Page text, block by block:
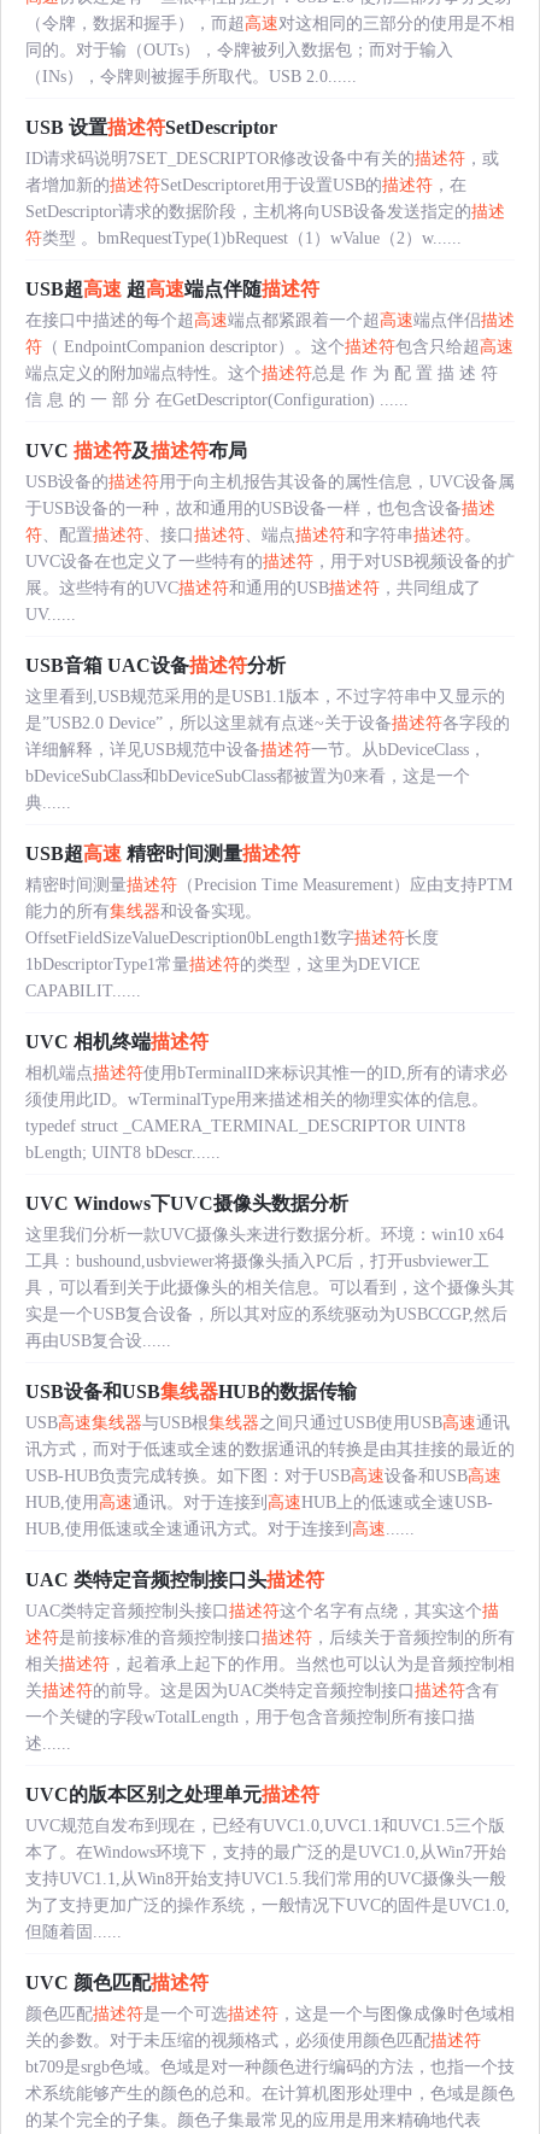
（令牌，数据和握手），而超高速对这相同的三部分的使用是不相
同的。对于输（OUTs），令牌被列入数据包；而对于输入
（INs），令牌则被握手所取代。USB 2.0......
USB 设置描述符SetDescriptor
ID请求码说明7SET_DESCRIPTOR修改设备中有关的描述符 ，或
者增加新的描述符SetDescriptoret用于设置USB的描述符 ，在
SetDescriptor请求的数据阶段，主机将向USB设备发送指定的描述
符类型 。bmRequestType(1)bRequest（1）wValue（2）w......
USB超高速 超高速端点伴随描述符
在接口中描述的每个超高速端点都紧跟着一个超高速端点伴侣描述
符 （ EndpointCompanion descriptor）。这个描述符包含只给超高速
端点定义的附加端点特性。这个描述符总是 作 为 配 置 描 述 符
信 息 的 一 部 分 在GetDescriptor(Configuration) ......
UVC 描述符及描述符布局
USB设备的描述符用于向主机报告其设备的属性信息，UVC设备属
于USB设备的一种，故和通用的USB设备一样，也包含设备描述
符 、配置描述符 、接口描述符 、端点描述符和字符串描述符。
UVC设备在也定义了一些特有的描述符 ，用于对USB视频设备的扩
展。这些特有的UVC描述符和通用的USB描述符 ，共同组成了
UV......
USB音箱 UAC设备描述符分析
这里看到,USB规范采用的是USB1.1版本，不过字符串中又显示的
是”USB2.0 Device”，所以这里就有点迷~关于设备描述符各字段的
详细解释，详见USB规范中设备描述符一节。从bDeviceClass，
bDeviceSubClass和bDeviceSubClass都被置为0来看，这是一个
典......
USB超高速 精密时间测量描述符
精密时间测量描述符 （Precision Time Measurement）应由支持PTM
能力的所有集线器和设备实现。
OffsetFieldSizeValueDescription0bLength1数字描述符长度
1bDescriptorType1常量描述符的类型，这里为DEVICE
CAPABILIT......
UVC 相机终端描述符
相机端点描述符使用bTerminalID来标识其惟一的ID,所有的请求必
须使用此ID。wTerminalType用来描述相关的物理实体的信息。
typedef struct _CAMERA_TERMINAL_DESCRIPTOR UINT8
bLength; UINT8 bDescr......
UVC Windows下UVC摄像头数据分析
这里我们分析一款UVC摄像头来进行数据分析。环境：win10 x64
工具：bushound,usbviewer将摄像头插入PC后，打开usbviewer工
具，可以看到关于此摄像头的相关信息。可以看到，这个摄像头其
实是一个USB复合设备，所以其对应的系统驱动为USBCCGP,然后
再由USB复合设......
USB设备和USB集线器HUB的数据传输
USB高速集线器与USB根集线器之间只通过USB使用USB高速通讯
讯方式，而对于低速或全速的数据通讯的转换是由其挂接的最近的
USB-HUB负责完成转换。如下图：对于USB高速设备和USB高速
HUB,使用高速通讯。对于连接到 高速HUB上的低速或全速USB-
HUB,使用低速或全速通讯方式。对于连接到 高速
UAC 类特定音频控制接口头描述符
UAC类特定音频控制头接口描述符这个名字有点绕，其实这个描
述符是前接标准的音频控制接口描述符 ，后续关于音频控制的所有
相关描述符 ，起着承上起下的作用。当然也可以认为是音频控制相
关描述符的前导。这是因为UAC类特定音频控制接口描述符含有
一个关键的字段wTotalLength，用于包含音频控制所有接口描
述......
UVC的版本区别之处理单元描述符
UVC规范自发布到现在，已经有UVC1.0,UVC1.1和UVC1.5三个版
本了。在Windows环境下，支持的最广泛的是UVC1.0,从Win7开始
支持UVC1.1,从Win8开始支持UVC1.5.我们常用的UVC摄像头一般
为了支持更加广泛的操作系统，一般情况下UVC的固件是UVC1.0,
但随着固......
UVC 颜色匹配描述符
颜色匹配描述符是一个可选描述符 ，这是一个与图像成像时色域相
关的参数。对于未压缩的视频格式，必须使用颜色匹配描述符
bt709是srgb色域。色域是对一种颜色进行编码的方法，也指一个技
术系统能够产生的颜色的总和。在计算机图形处理中，色域是颜色
的某个完全的子集。颜色子集最常见的应用是用来精确地代表